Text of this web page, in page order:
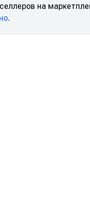
на
.